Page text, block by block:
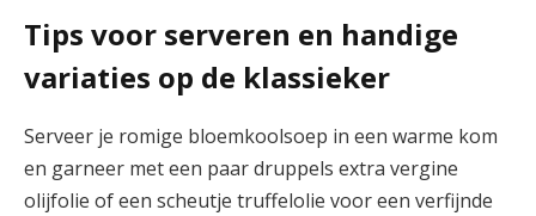
Tips voor serveren en handige
⁣variaties‍ op de klassieker
Serveer je romige bloemkoolsoep ‍in‍ een warme kom
en garneer met een paar druppels extra⁣ vergine
olijfolie ⁤of een scheutje truffelolie voor een verfijnde